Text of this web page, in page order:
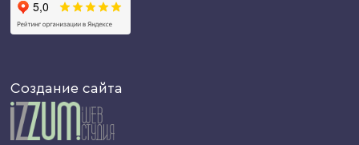
Создание сайта